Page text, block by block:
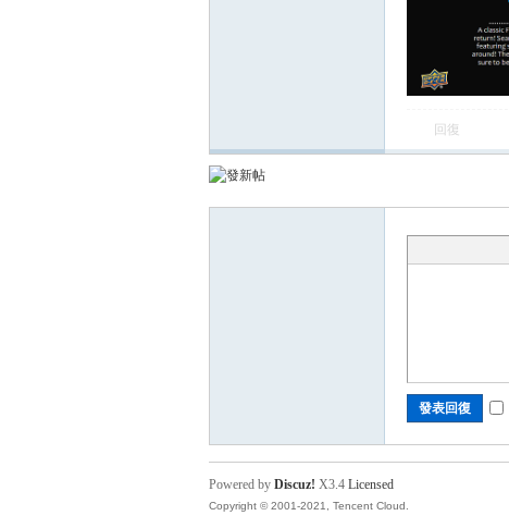
星
回復
發表回復
Powered by Discuz! X3.4 Licensed
Copyright © 2001-2021, Tencent Cloud.